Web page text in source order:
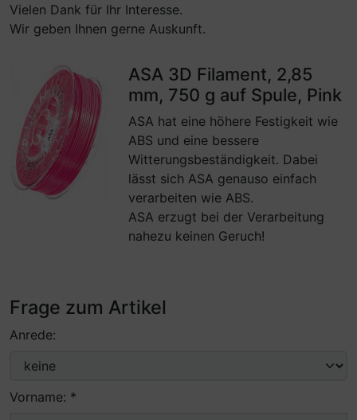
Vielen Dank für Ihr Interesse.
Wir geben Ihnen gerne Auskunft.
ASA 3D Filament, 2,85
mm, 750 g auf Spule, Pink
ASA hat eine höhere Festigkeit wie
ABS und eine bessere
Witterungsbeständigkeit. Dabei
lässt sich ASA genauso einfach
verarbeiten wie ABS.
ASA erzugt bei der Verarbeitung
nahezu keinen Geruch!
Frage zum Artikel
Anrede:
Vorname: *